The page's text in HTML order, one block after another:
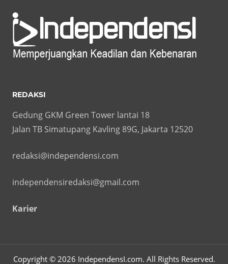
REDAKSI
Gedung GKM Green Tower lantai 18
Jalan TB Simatupang Kavling 89G, Jakarta 12520
redaksi@independensi.com
independensiredaksi@gmail.com
Karier
Copyright © 2026 IndependensI.com. All Rights Reserved.